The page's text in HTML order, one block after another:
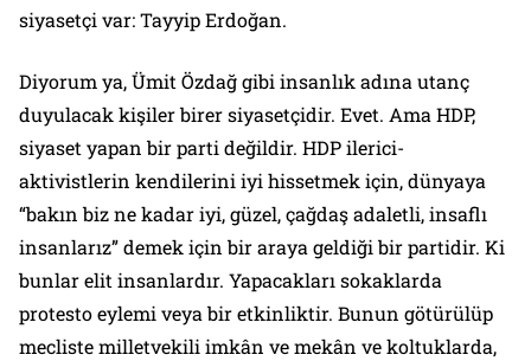
siyasetçi var: Tayyip Erdoğan.
Diyorum ya, Ümit Özdağ gibi insanlık adına utanç
duyulacak kişiler birer siyasetçidir. Evet. Ama HDP,
siyaset yapan bir parti değildir. HDP ilerici-
aktivistlerin kendilerini iyi hissetmek için, dünyaya
“bakın biz ne kadar iyi, güzel, çağdaş adaletli, insaflı
insanlarız” demek için bir araya geldiği bir partidir. Ki
bunlar elit insanlardır. Yapacakları sokaklarda
protesto eylemi veya bir etkinliktir. Bunun götürülüp
mecliste milletvekili imkân ve mekân ve koltuklarda,